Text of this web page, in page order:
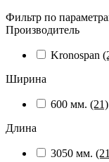
Фильтр по
Производитель
Kronospan
Ширина
600 мм. (21)
Длина
3050 мм.